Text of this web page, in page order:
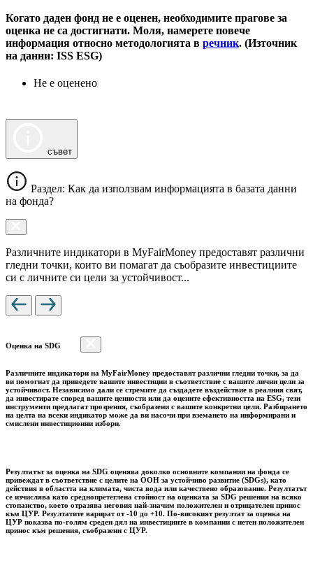
Когато даден фонд не е оценен, необходимите прагове за
оценка не са достигнати. Моля, намерете повече
информация относно методологията в речник. (Източник
на данни: ISS ESG)
Не е оценено
съвет
Раздел: Как да използвам информацията в базата данни
на фонда?
Различните индикатори в MyFairMoney предоставят различни
гледни точки, които ви помагат да съобразите инвестициите
си с личните си цели за устойчивост...
Оценка на SDG
Различните индикатори на MyFairMoney предоставят различни гледни точки, за да
ви помогнат да приведете вашите инвестиции в съответствие с вашите лични цели за
устойчивост. Независимо дали се стремите да създадете въздействие в реалния свят,
да инвестирате според вашите ценности или да оцените ефективността на ESG, тези
инструменти предлагат прозрения, съобразени с вашите конкретни цели. Разбирането
на целта на всеки индикатор може да ви насочи при вземането на информирани и
смислени инвестиционни избори.
Резултатът за оценка на SDG оценява доколко основните компании на фонда се
привеждат в съответствие с целите на ООН за устойчиво развитие (SDGs), като
действия в областта на климата, чиста вода или качествено образование. Резултатът
се изчислява като среднопретеглена стойност на оценката за SDG решения на всяко
стопанство, което отразява неговия най-значим положителен и отрицателен принос
към ЦУР. Резултатите варират от -10 до +10. По-високият резултат за оценка на
ЦУР показва по-голям среден дял на инвестициите в компании с нетен положителен
принос към решения, съобразени с ЦУР.